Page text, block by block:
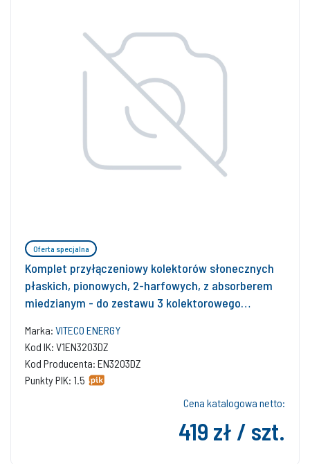
Oferta specjalna
Komplet przyłączeniowy kolektorów słonecznych
płaskich, pionowych, 2-harfowych, z absorberem
miedzianym - do zestawu 3 kolektorowego
Marka: VITECO ENERGY
Kod IK: V1EN3203DZ
Kod Producenta: EN3203DZ
Punkty PIK: 1.5
Cena katalogowa netto:
419 zł / szt.